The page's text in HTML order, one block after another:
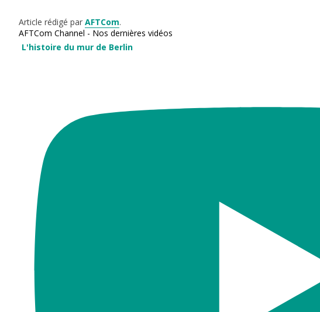
Article rédigé par AFTCom.
AFTCom Channel - Nos dernières vidéos
L'histoire du mur de Berlin